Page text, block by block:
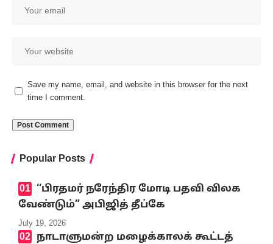
Save my name, email, and website in this browser for the next
time I comment.
Popular Posts
‘‘பிரதமர் நரேந்திர மோடி பதவி விலக
வேண்டும்” அபிஜித் தீப்கே
July 19, 2026
நாடாளுமன்ற மழைக்காலக் கூட்டத்